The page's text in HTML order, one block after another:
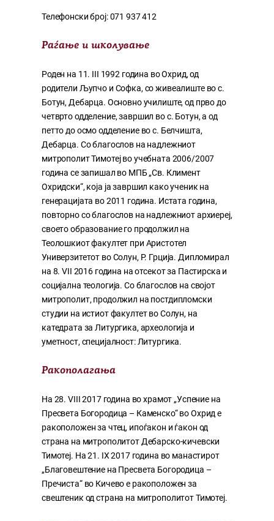
Телефонски број: 071 937 412
Раѓање и школување
Роден на 11. III 1992 година во Охрид, од
родители Љупчо и Софка, со живеалиште во с.
Ботун, Дебарца. Основно училиште, од прво до
четврто одделение, завршил во с. Ботун, а од
петто до осмо одделение во с. Белчишта,
Дебарца. Со благослов на надлежниот
митрополит Тимотеј во учебната 2006/2007
година се запишал во МПБ „Св. Климент
Охридски“, која ја завршил како ученик на
генерацијата во 2011 година. Истата година,
повторно со благослов на надлежниот архиереј,
своето образование го продолжил на
Теолошкиот факултет при Аристотел
Универзитетот во Солун, Р. Грција. Дипломирал
на 8. VII 2016 година на отсекот за Пастирска и
социјална теологија. Со благослов на својот
митрополит, продолжил на постдипломски
студии на истиот факултет во Солун, на
катедрата за Литургика, археологија и
уметност, специјалност: Литургика.
Ракополагања
На 28. VIII 2017 година во храмот „Успение на
Пресвета Богородица – Каменско“ во Охрид е
ракоположен за чтец, ипоѓакон и ѓакон од
страна на митрополитот Дебарско-кичевски
Тимотеј. На 21. IX 2017 година во манастирот
„Благовештение на Пресвета Богородица –
Пречиста“ во Кичево е ракоположен за
свештеник од страна на митрополитот Тимотеј.